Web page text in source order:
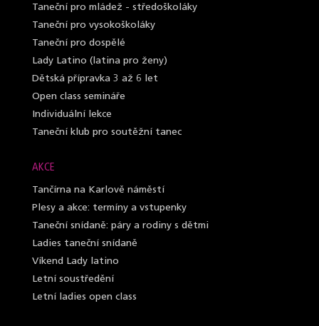
Taneční pro mládež - středoškoláky
Taneční pro vysokoškoláky
Taneční pro dospělé
Lady Latino (latina pro ženy)
Dětská přípravka 3 až 6 let
Open class semináře
Individuální lekce
Taneční klub pro soutěžní tanec
AKCE
Tančírna na Karlově náměstí
Plesy a akce: termíny a vstupenky
Taneční snídaně: páry a rodiny s dětmi
Ladies taneční snídaně
Víkend Lady latino
Letní soustředění
Letní ladies open class